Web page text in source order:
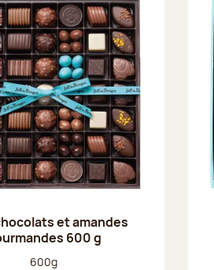
et amandes
600 g
Poids net :
600g